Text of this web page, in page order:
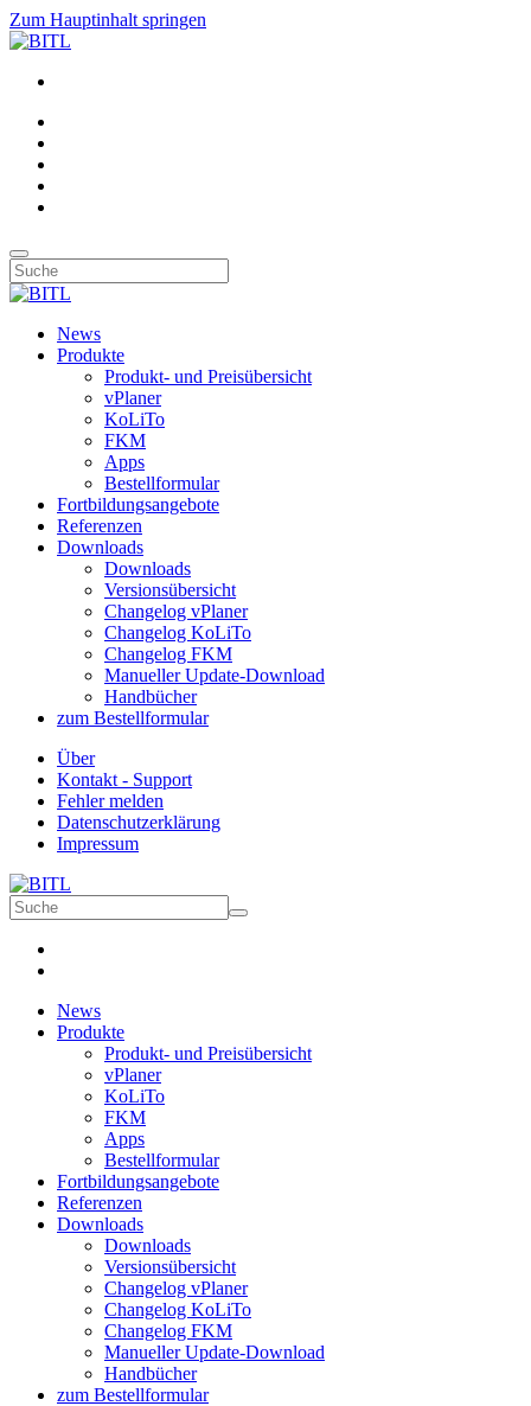
Zum Hauptinhalt springen
News
Produkte
Produkt- und Preisübersicht
vPlaner
KoLiTo
FKM
Apps
Bestellformular
Fortbildungsangebote
Referenzen
Downloads
Downloads
Versionsübersicht
Changelog vPlaner
Changelog KoLiTo
Changelog FKM
Manueller Update-Download
Handbücher
zum Bestellformular
Über
Kontakt - Support
Fehler melden
Datenschutzerklärung
Impressum
News
Produkte
Produkt- und Preisübersicht
vPlaner
KoLiTo
FKM
Apps
Bestellformular
Fortbildungsangebote
Referenzen
Downloads
Downloads
Versionsübersicht
Changelog vPlaner
Changelog KoLiTo
Changelog FKM
Manueller Update-Download
Handbücher
zum Bestellformular